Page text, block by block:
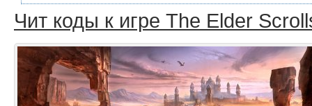
Чит коды к игре The Elder